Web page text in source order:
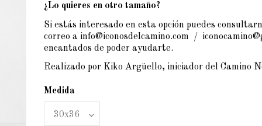
¿Lo quieres en otro tamaño?
Si estás interesado en esta opción puedes
correo a info@iconosdelcamino.com /
encantados de poder ayudarte.
Realizado por Kiko Argüello, iniciador del Camino
Medida